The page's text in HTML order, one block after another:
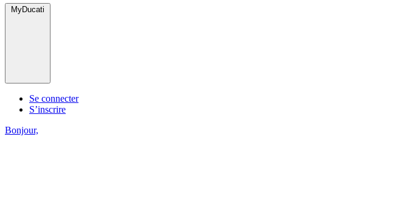
MyDucati
Se connecter
S’inscrire
Bonjour,